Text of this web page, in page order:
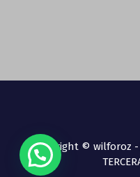
Copyright © wilforoz -